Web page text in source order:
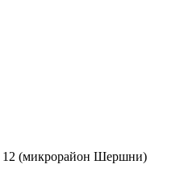
12 (микрорайон Шершни)